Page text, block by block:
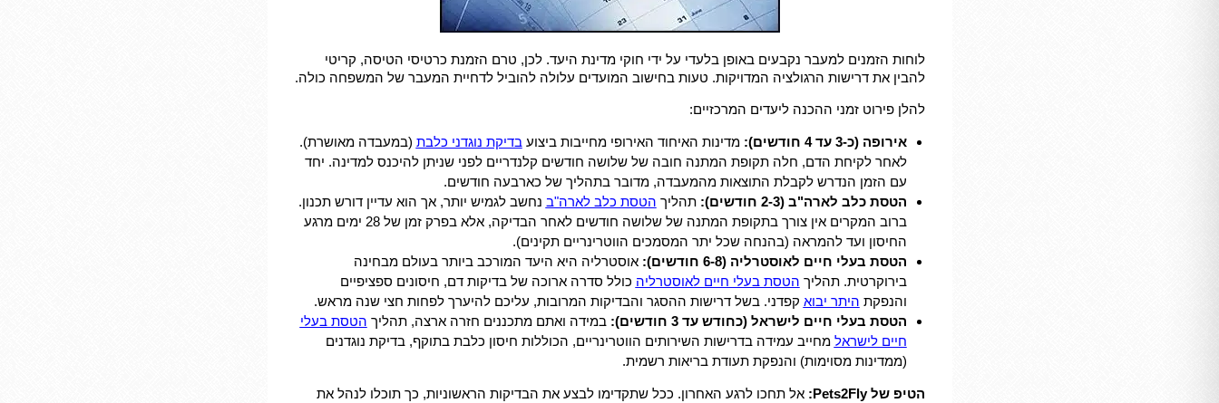
לוחות הזמנים למעבר נקבעים באופן בלעדי על ידי חוקי מדינת היעד. לכן, טרם הזמנת כרטיסי הטיסה, קריטי
להבין את דרישות הרגולציה המדויקות. טעות בחישוב המועדים עלולה להוביל לדחיית המעבר של המשפחה כולה.
להלן פירוט זמני ההכנה ליעדים המרכזיים:
אירופה (כ-3 עד 4 חודשים): מדינות האיחוד האירופי מחייבות ביצועבדיקת נוגדני כלבת (במעבדה מאושרת).
לאחר לקיחת הדם, חלה תקופת המתנה חובה של שלושה חודשים קלנדריים לפני שניתן להיכנס למדינה. יחד
עם הזמן הנדרש לקבלת התוצאות מהמעבדה, מדובר בתהליך של כארבעה חודשים.
הטסת כלב לארה"ב (2-3 חודשים):
תהליך הטסת כלב לארה"ב נחשב לגמיש יותר, אך הוא עדיין דורש תכנון.
ברוב המקרים אין צורך בתקופת המתנה של שלושה חודשים לאחר הבדיקה, אלא בפרק זמן של 28 ימים מרגע
החיסון ועד להמראה (בהנחה שכל יתר המסמכים הווטרינריים תקינים).
הטסת בעלי חיים לאוסטרליה (6-8 חודשים):
אוסטרליה היא היעד המורכב ביותר בעולם מבחינה
בירוקרטית. תהליך הטסת בעלי חיים לאוסטרליה כולל סדרה ארוכה של בדיקות דם, חיסונים ספציפיים
והנפקת היתר יבוא קפדני. בשל דרישות ההסגר והבדיקות המרובות, עליכם להיערך לפחות חצי שנה מראש.
הטסת בעלי חיים לישראל (כחודש עד 3 חודשים):
במידה ואתם מתכננים חזרה ארצה, תהליך הטסת בעלי
חיים לישראל מחייב עמידה בדרישות השירותים הווטרינריים, הכוללות חיסון כלבת בתוקף, בדיקת נוגדנים
(ממדינות מסוימות) והנפקת תעודת בריאות רשמית.
הטיפ של Pets2Fly:
אל תחכו לרגע האחרון. ככל שתקדימו לבצע את הבדיקות הראשוניות, כך תוכלו לנהל את